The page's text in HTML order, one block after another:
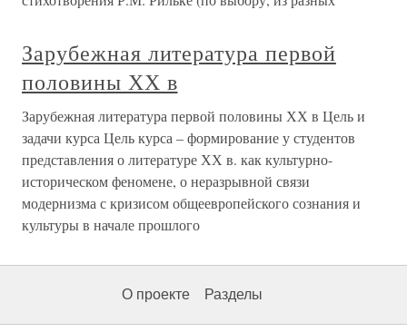
Зарубежная литература первой
половины ХХ в
Зарубежная литература первой половины ХХ в Цель и
задачи курса Цель курса – формирование у студентов
представления о литературе ХХ в. как культурно-
историческом феномене, о неразрывной связи
модернизма с кризисом общеевропейского сознания и
культуры в начале прошлого
О проекте Разделы